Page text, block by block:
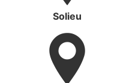
Solieu